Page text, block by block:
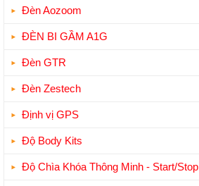
Đèn Aozoom
ĐÈN BI GẦM A1G
Đèn GTR
Đèn Zestech
Định vị GPS
Độ Body Kits
Độ Chìa Khóa Thông Minh - Start/Stop